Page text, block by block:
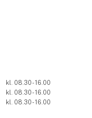
kl. 08.30 - 16.00
kl. 08.30 - 16.00
kl. 08.30 - 16.00